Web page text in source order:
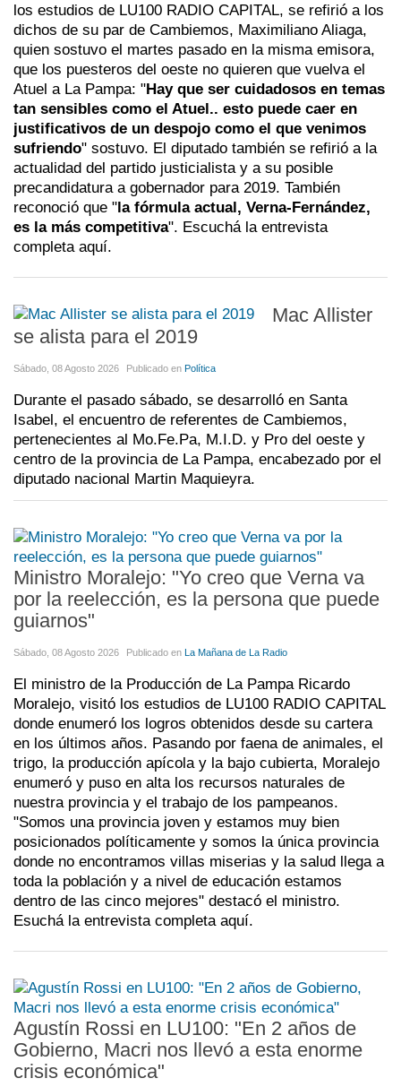
los estudios de LU100 RADIO CAPITAL, se refirió a los
dichos de su par de Cambiemos, Maximiliano Aliaga,
quien sostuvo el martes pasado en la misma emisora,
que los puesteros del oeste no quieren que vuelva el
Atuel a La Pampa: "Hay que ser cuidadosos en temas
tan sensibles como el Atuel.. esto puede caer en
justificativos de un despojo como el que venimos
sufriendo" sostuvo. El diputado también se refirió a la
actualidad del partido justicialista y a su posible
precandidatura a gobernador para 2019. También
reconoció que "la fórmula actual, Verna-Fernández,
es la más competitiva". Escuchá la entrevista
completa aquí.
Mac Allister
se alista para el 2019
Sábado, 08 Agosto 2026 Publicado en Política
Durante el pasado sábado, se desarrolló en Santa
Isabel, el encuentro de referentes de Cambiemos,
pertenecientes al Mo.Fe.Pa, M.I.D. y Pro del oeste y
centro de la provincia de La Pampa, encabezado por el
diputado nacional Martin Maquieyra.
Ministro Moralejo: "Yo creo que Verna va
por la reelección, es la persona que puede
guiarnos"
Sábado, 08 Agosto 2026 Publicado en La Mañana de La Radio
El ministro de la Producción de La Pampa Ricardo
Moralejo, visitó los estudios de LU100 RADIO CAPITAL
donde enumeró los logros obtenidos desde su cartera
en los últimos años. Pasando por faena de animales, el
trigo, la producción apícola y la bajo cubierta, Moralejo
enumeró y puso en alta los recursos naturales de
nuestra provincia y el trabajo de los pampeanos.
"Somos una provincia joven y estamos muy bien
posicionados políticamente y somos la única provincia
donde no encontramos villas miserias y la salud llega a
toda la población y a nivel de educación estamos
dentro de las cinco mejores" destacó el ministro.
Esuchá la entrevista completa aquí.
Agustín Rossi en LU100: "En 2 años de
Gobierno, Macri nos llevó a esta enorme
crisis económica"